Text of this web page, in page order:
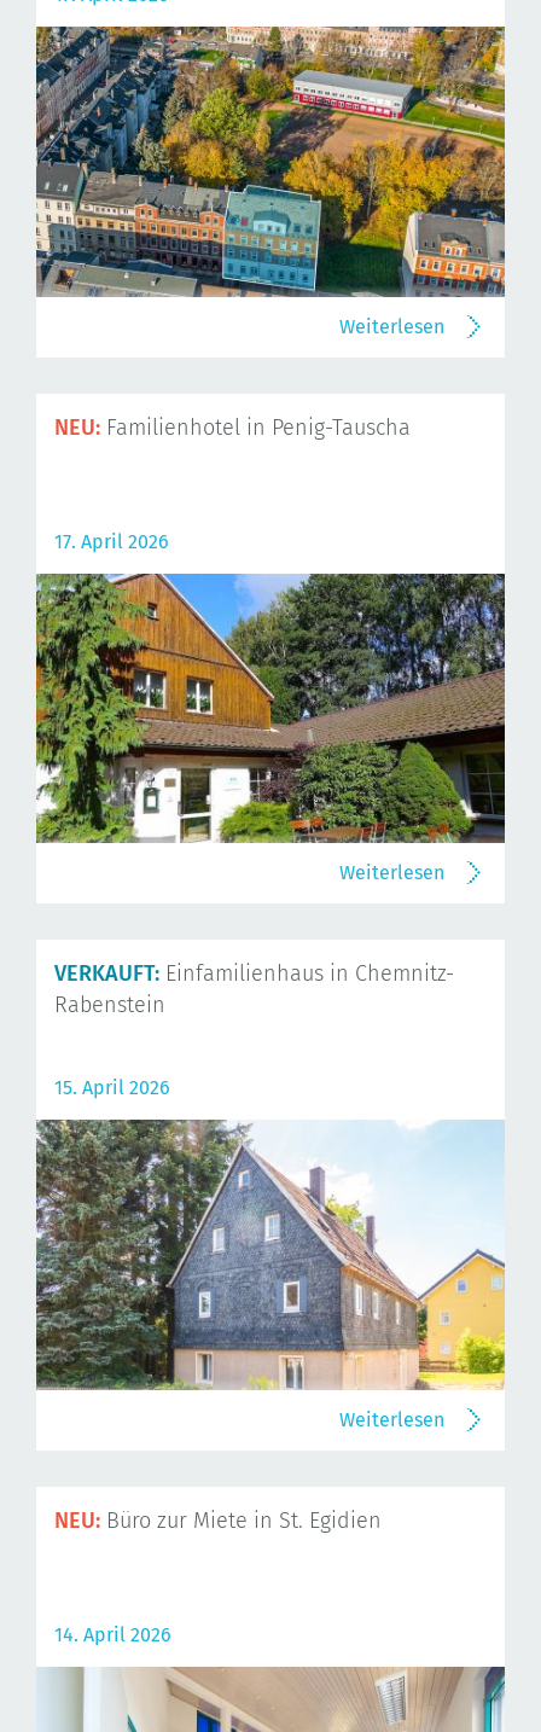
Weiterlesen
NEU: Familienhotel in Penig-Tauscha
17. April 2026
Weiterlesen
VERKAUFT: Einfamilienhaus in Chemnitz-
Rabenstein
15. April 2026
Weiterlesen
NEU: Büro zur Miete in St. Egidien
14. April 2026